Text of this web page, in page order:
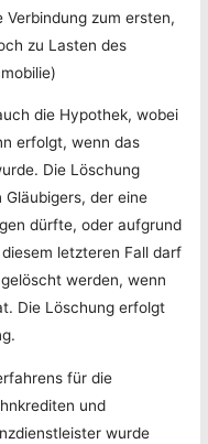
zum ersten,
zu Lasten des
die Hypothek, wobei
erfolgt, wenn das
Die Löschung
der eine
dürfte, oder aufgrund
letzteren Fall darf
werden, wenn
Die Löschung erfolgt
für die
und
wurde